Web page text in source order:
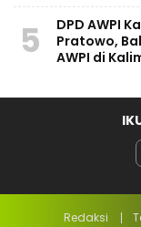
5
DPD AWPI
Pratowo,
AWPI di
Redaksi